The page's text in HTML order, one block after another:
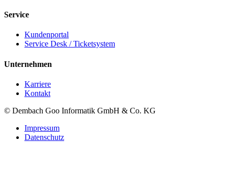
Service
Kundenportal
Service Desk / Ticketsystem
Unternehmen
Karriere
Kontakt
© Dembach Goo Informatik GmbH & Co. KG
Impressum
Datenschutz